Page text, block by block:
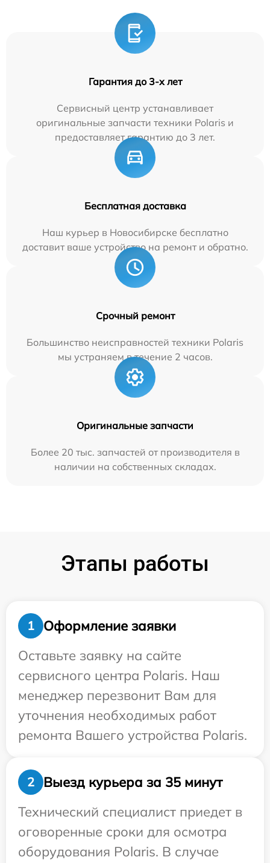
Гарантия до 3-х лет
Сервисный центр устанавливает
оригинальные запчасти техники Polaris и
предоставляет гарантию до 3 лет.
Бесплатная доставка
Наш курьер в Новосибирске бесплатно
доставит ваше устройство на ремонт и обратно.
Срочный ремонт
Большинство неисправностей техники Polaris
мы устраняем в течение 2 часов.
Оригинальные запчасти
Более 20 тыс. запчастей от производителя в
наличии на собственных складах.
Этапы работы
1
Оформление заявки
Оставьте заявку на сайте
сервисного центра Polaris. Наш
менеджер перезвонит Вам для
уточнения необходимых работ
ремонта Вашего устройства Polaris.
2
Выезд курьера за 35 минут
Технический специалист приедет в
оговоренные сроки для осмотра
оборудования Polaris. В случае